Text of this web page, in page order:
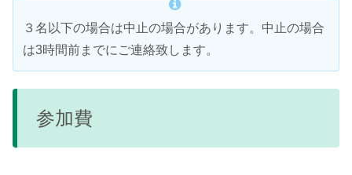
３名以下の場合は中止の場合があります。中止の場合
は3時間前までにご連絡致します。
参加費